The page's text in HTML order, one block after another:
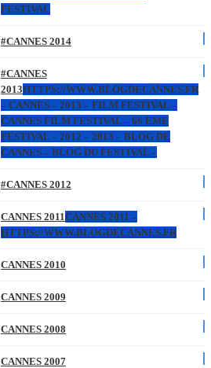
FESTIVAL
#CANNES 2014
#CANNES
2013HTTPS://WWW.BLOGDECANNES.FR
– CANNES – 2013 – FILM FESTIVAL –
CANNES FILM FESTIVAL – 66 EME
FESTIVAL – 2012 – 2013 – BLOG DE
CANNES – BLOG DU FESTIVAL –
#CANNES 2012
CANNES 2011CANNES 2011 –
HTTPS://WWW.BLOGDECANNES.FR
CANNES 2010
CANNES 2009
CANNES 2008
CANNES 2007